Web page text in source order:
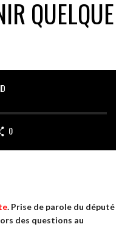
QUELQUE
0
. Prise de parole du député
des questions au